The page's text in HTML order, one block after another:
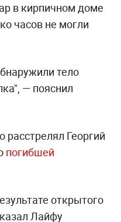
в кирпичном доме
часов не могли
тело
— пояснил
расстрелял Георгий
погибшей
открытого
Лайфу